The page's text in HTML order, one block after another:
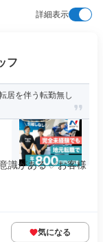
詳細表示
フ
居を伴う転勤無し
識がある ✅お客様
気になる